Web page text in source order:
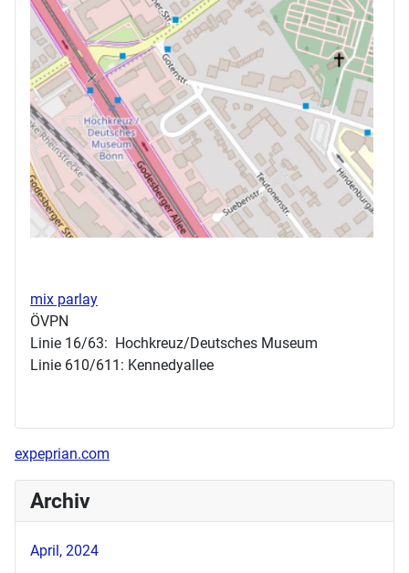
mix parlay
ÖVPN
Linie 16/63: Hochkreuz/Deutsches Museum
Linie 610/611: Kennedyallee
expeprian.com
Archiv
April, 2024